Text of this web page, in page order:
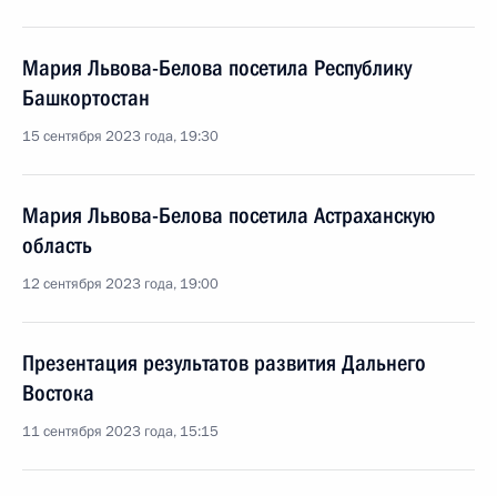
Мария Львова-Белова посетила Республику
Башкортостан
15 сентября 2023 года, 19:30
Мария Львова-Белова посетила Астраханскую
область
12 сентября 2023 года, 19:00
Презентация результатов развития Дальнего
Востока
11 сентября 2023 года, 15:15